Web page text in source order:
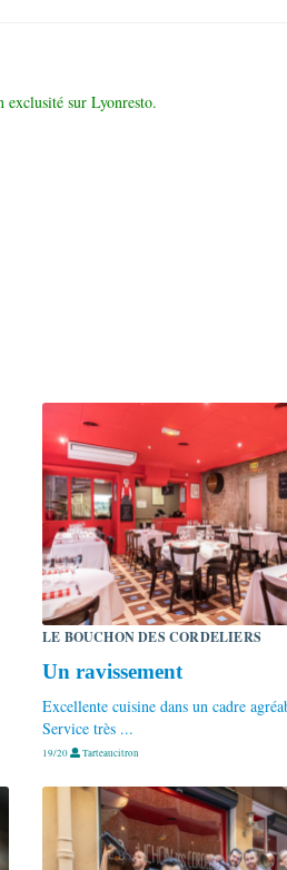
exclusité sur Lyonresto.
LE BOUCHON DES CORDELIERS
Un ravissement
Excellente cuisine dans un cadre
Service très ...
19/20 Tarteaucitron